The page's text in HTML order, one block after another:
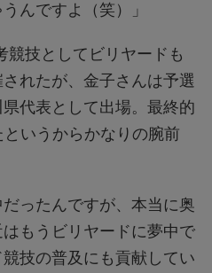
んですよ（笑）」
技としてビリヤードも
れたが、金子さんは予選
代表として出場。最終的
いうからかなりの腕前
ったんですが、本当に奥
もうビリヤードに夢中で
技の普及にも貢献してい